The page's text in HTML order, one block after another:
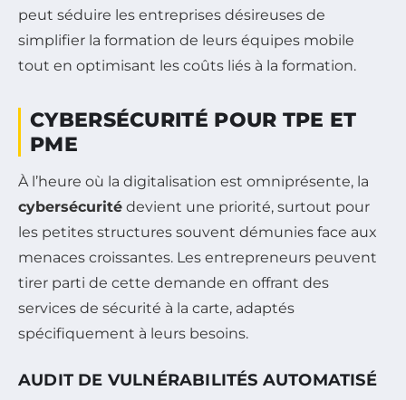
peut séduire les entreprises désireuses de
simplifier la formation de leurs équipes mobile
tout en optimisant les coûts liés à la formation.
CYBERSÉCURITÉ POUR TPE ET
PME
À l’heure où la digitalisation est omniprésente, la
cybersécurité devient une priorité, surtout pour
les petites structures souvent démunies face aux
menaces croissantes. Les entrepreneurs peuvent
tirer parti de cette demande en offrant des
services de sécurité à la carte, adaptés
spécifiquement à leurs besoins.
AUDIT DE VULNÉRABILITÉS AUTOMATISÉ